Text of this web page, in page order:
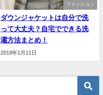
ファッション
ダウンジャケットは自分で洗
って大丈夫？自宅でできる洗
濯方法まとめ！
2019年1月11日